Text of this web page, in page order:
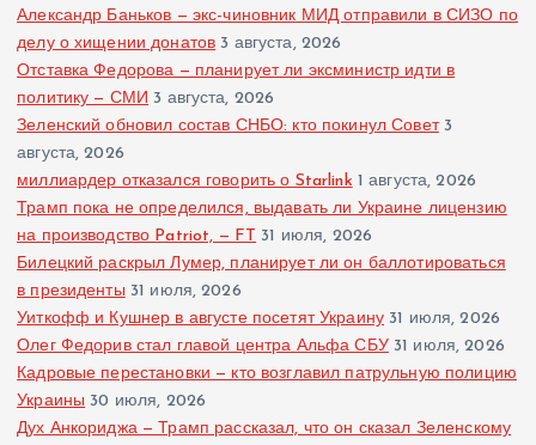
Александр Баньков — экс-чиновник МИД отправили в СИЗО по
делу о хищении донатов 3 августа, 2026
Отставка Федорова — планирует ли эксминистр идти в
политику — СМИ 3 августа, 2026
Зеленский обновил состав СНБО: кто покинул Совет 3
августа, 2026
миллиардер отказался говорить о Starlink 1 августа, 2026
Трамп пока не определился, выдавать ли Украине лицензию
на производство Patriot, — FT 31 июля, 2026
Билецкий раскрыл Лумер, планирует ли он баллотироваться
в президенты 31 июля, 2026
Уиткофф и Кушнер в августе посетят Украину 31 июля, 2026
Олег Федорив стал главой центра Альфа СБУ 31 июля, 2026
Кадровые перестановки — кто возглавил патрульную полицию
Украины 30 июля, 2026
Дух Анкориджа — Трамп рассказал, что он сказал Зеленскому